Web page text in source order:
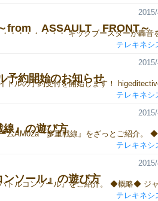
from ASSAULT FRONT～
テレキネシ
予約開始のお知らせ
テレキネシ
』の遊び方
テレキネシ
ソール』の遊び方
テレキネシ